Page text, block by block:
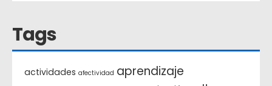
Tags
actividades afectividad aprendizaje